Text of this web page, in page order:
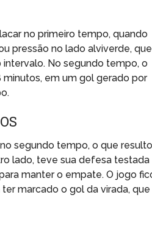
no primeiro tempo, quando
pressão no lado alviverde, que
No segundo tempo, o
minutos, em um gol gerado por
segundo tempo, o que
lado, teve sua defesa testada
manter o empate. O jogo
marcado o gol da virada, que